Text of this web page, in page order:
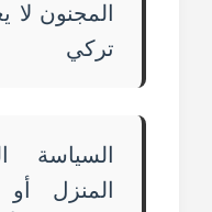
المجنون
تركي
السياسة
المنزل